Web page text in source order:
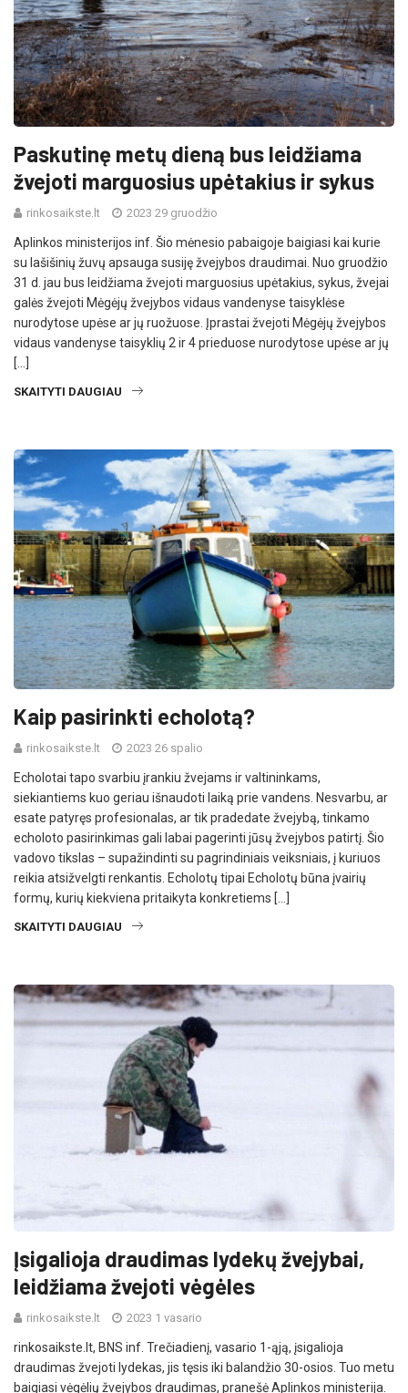
Paskutinę metų dieną bus leidžiama
žvejoti marguosius upėtakius ir sykus
rinkosaikste.lt 2023 29 gruodžio
Aplinkos ministerijos inf. Šio mėnesio pabaigoje baigiasi kai kurie
su lašišinių žuvų apsauga susiję žvejybos draudimai. Nuo gruodžio
31 d. jau bus leidžiama žvejoti marguosius upėtakius, sykus, žvejai
galės žvejoti Mėgėjų žvejybos vidaus vandenyse taisyklėse
nurodytose upėse ar jų ruožuose. Įprastai žvejoti Mėgėjų žvejybos
vidaus vandenyse taisyklių 2 ir 4 prieduose nurodytose upėse ar jų
[…]
SKAITYTI DAUGIAU
Kaip pasirinkti echolotą?
rinkosaikste.lt 2023 26 spalio
Echolotai tapo svarbiu įrankiu žvejams ir valtininkams,
siekiantiems kuo geriau išnaudoti laiką prie vandens. Nesvarbu, ar
esate patyręs profesionalas, ar tik pradedate žvejybą, tinkamo
echoloto pasirinkimas gali labai pagerinti jūsų žvejybos patirtį. Šio
vadovo tikslas – supažindinti su pagrindiniais veiksniais, į kuriuos
reikia atsižvelgti renkantis. Echolotų tipai Echolotų būna įvairių
formų, kurių kiekviena pritaikyta konkretiems […]
SKAITYTI DAUGIAU
Įsigalioja draudimas lydekų žvejybai,
leidžiama žvejoti vėgėles
rinkosaikste.lt 2023 1 vasario
rinkosaikste.lt, BNS inf. Trečiadienį, vasario 1-ąją, įsigalioja
draudimas žvejoti lydekas, jis tęsis iki balandžio 30-osios. Tuo metu
baigiasi vėgėlių žvejybos draudimas, pranešė Aplinkos ministerija.